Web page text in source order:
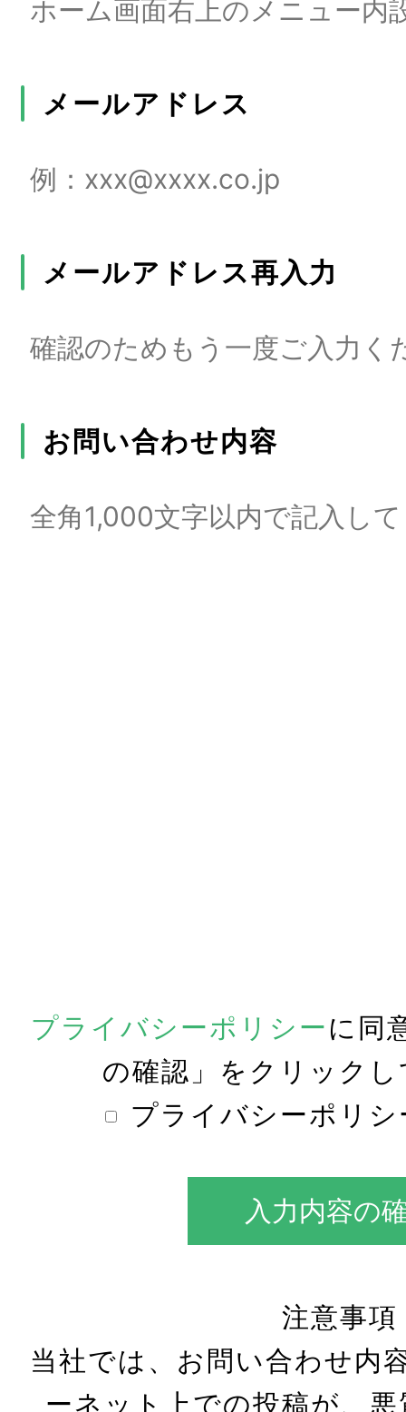
メールアドレス
メールアドレス再入力
お問い合わせ内容
プライバシーポリシーに同
の確認」をクリック
プライバシーポリ
入力内容の
注意事項
当社では、お問い合わせ内
ーネット上での投稿が、